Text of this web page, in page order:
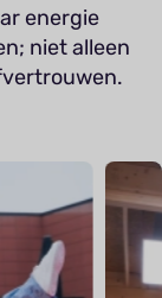
energie
niet alleen